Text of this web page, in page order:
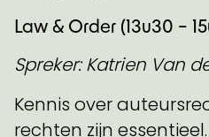
Law & Order (13u30 –
Spreker: Katrien Van
Kennis over
rechten zijn